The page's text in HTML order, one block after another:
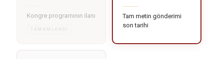
Kongre programının ilanı
TAMAMLANDI
Tam metin gönderimi
son tarihi